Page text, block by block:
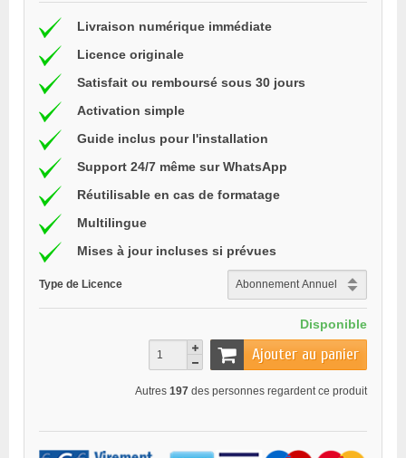
Livraison numérique immédiate
Licence originale
Satisfait ou remboursé sous 30 jours
Activation simple
Guide inclus pour l'installation
Support 24/7 même sur WhatsApp
Réutilisable en cas de formatage
Multilingue
Mises à jour incluses si prévues
Type de Licence
Disponible
Ajouter au panier
Autres 197 des personnes regardent ce produit